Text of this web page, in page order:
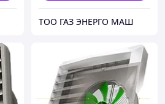
ТОО ГАЗ ЭНЕРГО МАШ